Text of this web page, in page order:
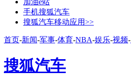
加油e站
手机搜狐汽车
搜狐汽车移动应用>>
首页-新闻-军事-体育-NBA-娱乐-视频-
搜狐汽车